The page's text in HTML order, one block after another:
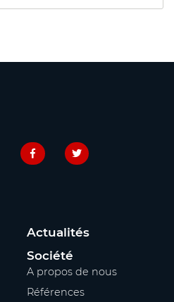
Actualités
Société
A propos de nous
Références